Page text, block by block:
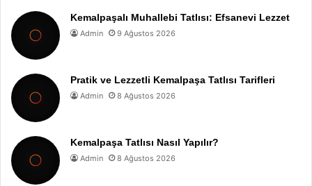
Kemalpaşalı Muhallebi Tatlısı: Efsanevi Lezzet
Admin 9 Ağustos 2026
Pratik ve Lezzetli Kemalpaşa Tatlısı Tarifleri
Admin 8 Ağustos 2026
Kemalpaşa Tatlısı Nasıl Yapılır?
Admin 8 Ağustos 2026